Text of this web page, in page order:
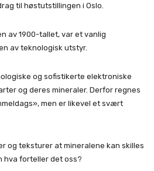
til høstutstillingen i Oslo.
av 1900-tallet, var et vanlig
av teknologisk utstyr.
og sofistikerte elektroniske
og deres mineraler. Derfor regnes
men er likevel et svært
og teksturer at mineralene kan skilles
hva forteller det oss?